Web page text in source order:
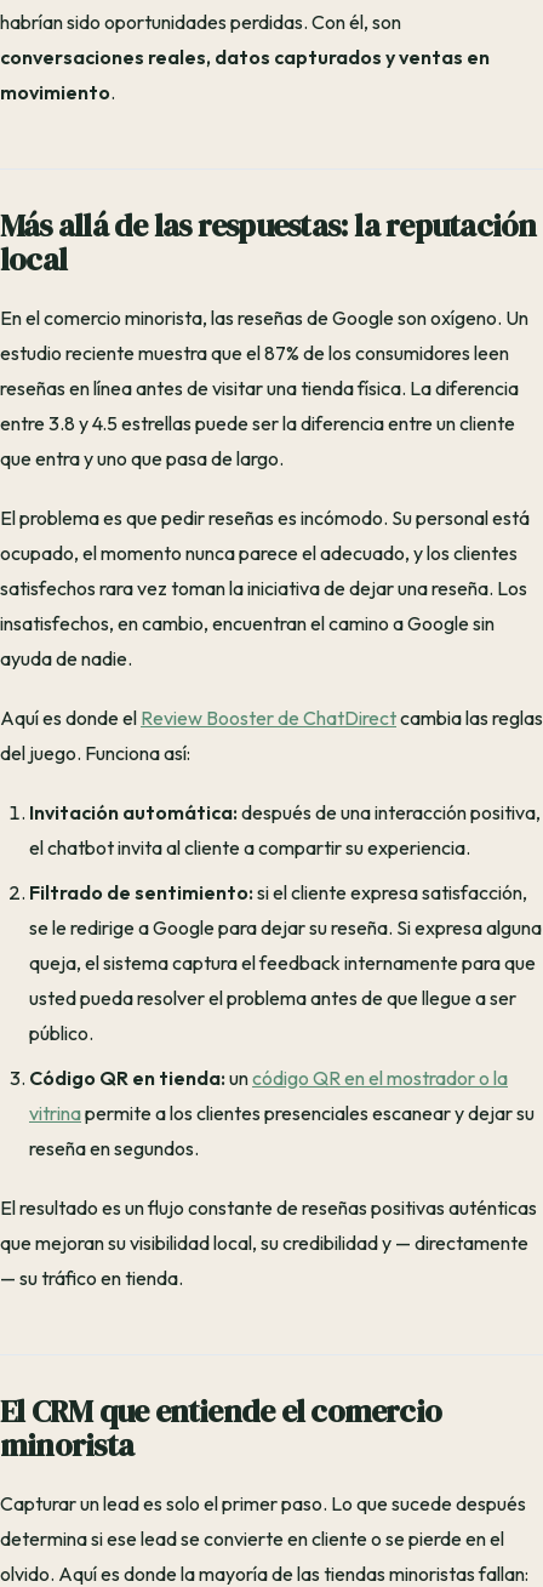
habrían sido oportunidades perdidas. Con él, son
conversaciones reales, datos capturados y ventas en
movimiento.
Más allá de las respuestas: la reputación
local
En el comercio minorista, las reseñas de Google son oxígeno. Un
estudio reciente muestra que el 87% de los consumidores leen
reseñas en línea antes de visitar una tienda física. La diferencia
entre 3.8 y 4.5 estrellas puede ser la diferencia entre un cliente
que entra y uno que pasa de largo.
El problema es que pedir reseñas es incómodo. Su personal está
ocupado, el momento nunca parece el adecuado, y los clientes
satisfechos rara vez toman la iniciativa de dejar una reseña. Los
insatisfechos, en cambio, encuentran el camino a Google sin
ayuda de nadie.
Aquí es donde el Review Booster de ChatDirectcambia las reglas
del juego. Funciona así:
Invitación automática:después de una interacción positiva,
el chatbot invita al cliente a compartir su experiencia.
Filtrado de sentimiento:si el cliente expresa satisfacción,
se le redirige a Google para dejar su reseña. Si expresa alguna
queja, el sistema captura el feedback internamente para que
usted pueda resolver el problema antes de que llegue a ser
público.
Código QR en tienda:uncódigo QR en el mostrador o la
vitrinapermite a los clientes presenciales escanear y dejar su
reseña en segundos.
El resultado es un flujo constante de reseñas positivas auténticas
que mejoran su visibilidad local, su credibilidad y — directamente
— su tráfico en tienda.
El CRM que entiende el comercio
minorista
Capturar un lead es solo el primer paso. Lo que sucede después
determina si ese lead se convierte en cliente o se pierde en el
olvido. Aquí es donde la mayoría de las tiendas minoristas fallan: